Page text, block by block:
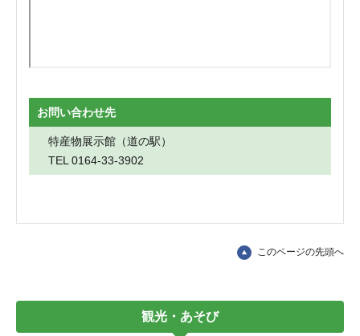
お問い合わせ先
特産物展示館（道の駅）
TEL 0164-33-3902
このページの先頭へ
観光・あそび